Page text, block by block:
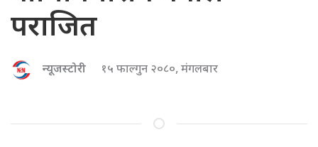
पराजित
न्यूजस्टोरी १५ फाल्गुन २०८०, मंगलबार